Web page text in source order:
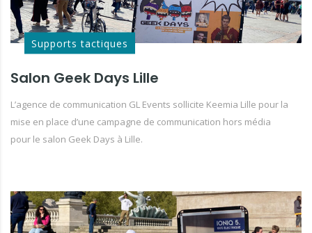
Supports tactiques
Salon Geek Days Lille
L’agence de communication GL Events sollicite Keemia Lille pour la
mise en place d’une campagne de communication hors média
pour le salon Geek Days à Lille.